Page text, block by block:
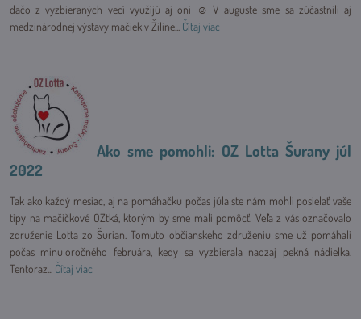
dačo z vyzbieraných vecí využíjú aj oni ☺ V auguste sme sa zúčastnili aj
medzinárodnej výstavy mačiek v Žiline... Čítaj viac
Ako sme pomohli: OZ Lotta Šurany júl
2022
Tak ako každý mesiac, aj na pomáhačku počas júla ste nám mohli posielať vaše
tipy na mačičkové OZtká, ktorým by sme mali pomôcť. Veľa z vás označovalo
združenie Lotta zo Šurian. Tomuto občianskeho združeniu sme už pomáhali
počas minuloročného februára, kedy sa vyzbierala naozaj pekná nádielka.
Tentoraz... Čítaj viac